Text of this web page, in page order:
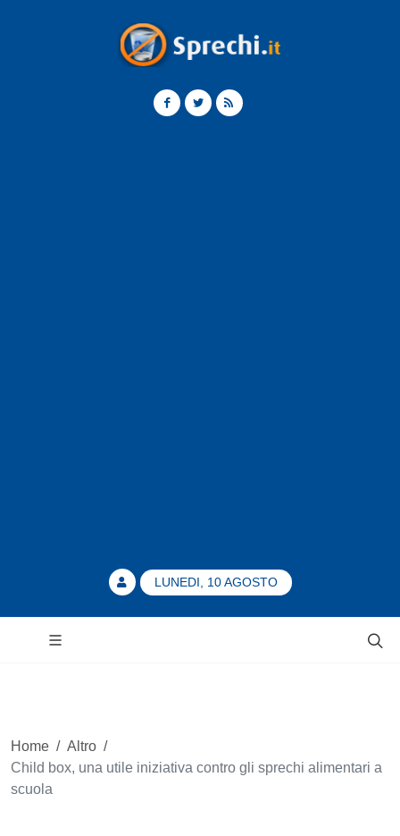
LUNEDI, 10 AGOSTO
Home / Altro /
Child box, una utile iniziativa contro gli sprechi alimentari a
scuola